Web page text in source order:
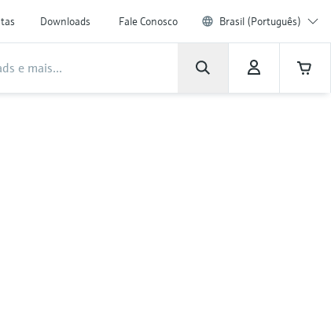
Downloads Fale Conosco Brasil (Português)